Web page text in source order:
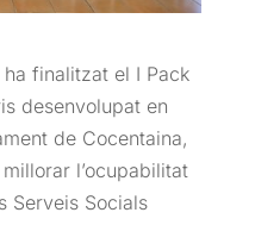
finalitzat el I Pack
desenvolupat en
de Cocentaina,
l’ocupabilitat
Serveis Socials